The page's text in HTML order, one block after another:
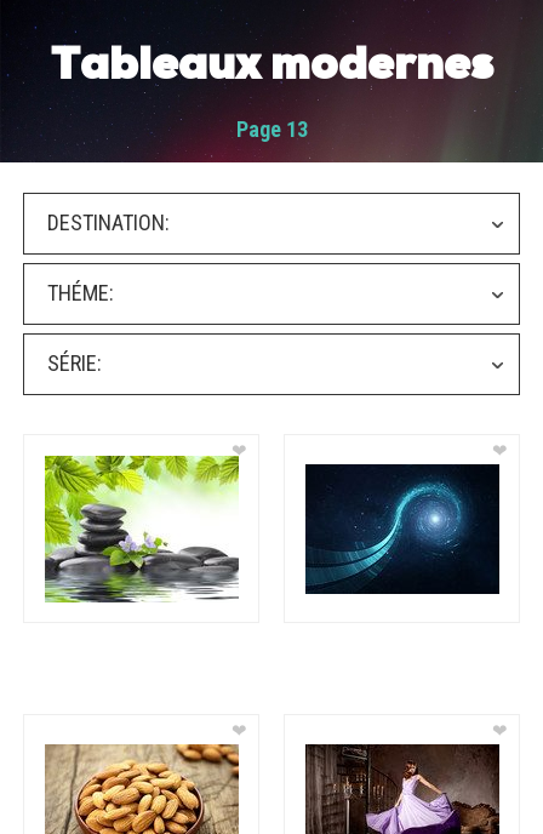
Tableaux modernes
Page 13
DESTINATION:
THÉME:
SÉRIE:
❤ ❤
❤ ❤